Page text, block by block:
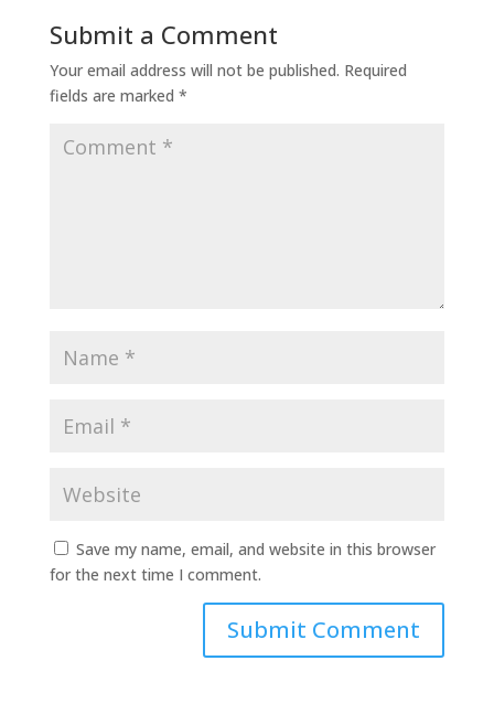
Submit a Comment
Your email address will not be published. Required
fields are marked *
Save my name, email, and website in this browser
for the next time I comment.
Submit Comment